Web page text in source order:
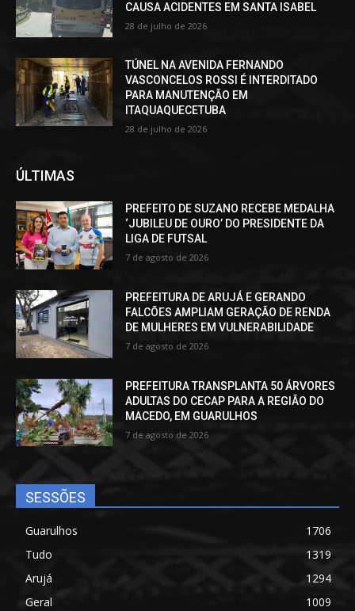
CAUSA ACIDENTES EM SANTA ISABEL
28 de julho de 2026
TÚNEL NA AVENIDA FERNANDO
VASCONCELOS ROSSI É INTERDITADO
PARA MANUTENÇÃO EM
ITAQUAQUECETUBA
28 de julho de 2026
ÚLTIMAS
PREFEITO DE SUZANO RECEBE MEDALHA
‘JUBILEU DE OURO’ DO PRESIDENTE DA
LIGA DE FUTSAL
7 de agosto de 2026
PREFEITURA DE ARUJÁ E GERANDO
FALCÕES AMPLIAM GERAÇÃO DE RENDA
DE MULHERES EM VULNERABILIDADE
7 de agosto de 2026
PREFEITURA TRANSPLANTA 50 ÁRVORES
ADULTAS DO CECAP PARA A REGIÃO DO
MACEDO, EM GUARULHOS
7 de agosto de 2026
SESSÕES
Guarulhos
1706
Tudo
1319
Arujá
1294
Geral
1009